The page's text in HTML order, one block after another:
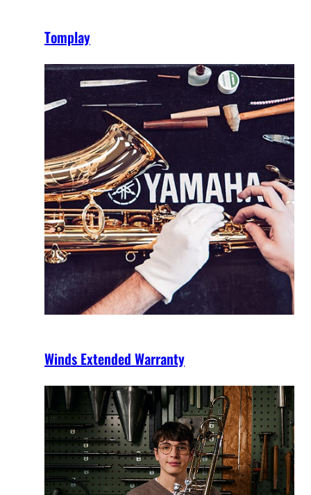
Tomplay
Winds Extended Warranty